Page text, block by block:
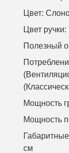
Цвет:
Цвет
Полезный
Мощность
Мощность
см